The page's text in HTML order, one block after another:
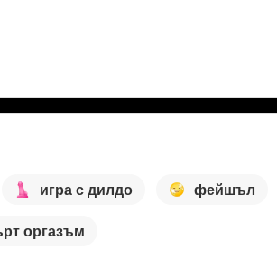
игра с дилдо фейшъл
оргазъм